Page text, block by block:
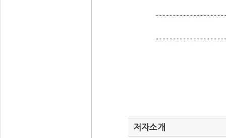
저자소개